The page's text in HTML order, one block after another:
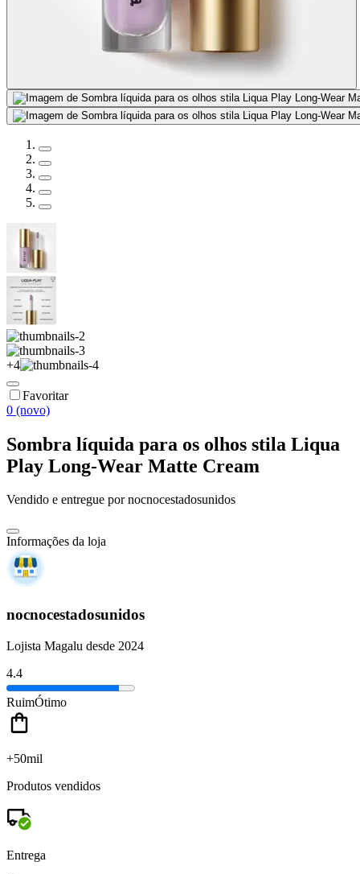
+4
Favoritar
0 (novo)
Sombra líquida para os olhos stila Liqua
Play Long-Wear Matte Cream
Vendido e entregue por nocnocestadosunidos
Informações da loja
nocnocestadosunidos
Lojista Magalu desde 2024
4.4
RuimÓtimo
+50mil
Produtos vendidos
Entrega